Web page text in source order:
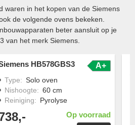
waren in het kopen van de Siemens
de volgende ovens bekeken.
beter aansluit op je
van het merk Siemens.
HB578GBS3 A+
Type: Solo oven
Nishoogte: 60 cm
Reiniging: Pyrolyse
Op voorraad